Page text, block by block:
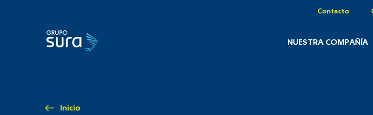
Contacto
NUESTRA COMPAÑÍA
Inicio